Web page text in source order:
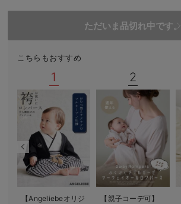
保育園・入園準備特集
デロンギ
入院準備の持ち物チェック
ただいま品切れ中です。
こちらもおすすめ
1
【Angeliebeオリジ
2
【親子コーデ可】